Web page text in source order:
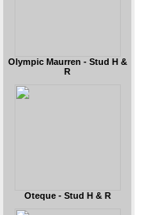
Olympic Maurren - Stud H &
R
Oteque - Stud H & R